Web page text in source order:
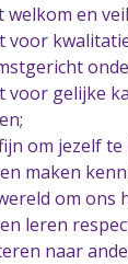
welkom en
voor
voor gelijke
om jezelf
maken
om ons
leren
naar